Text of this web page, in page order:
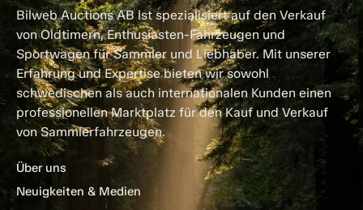
Bilweb Auctions AB ist spezialisiert auf den Verkauf
von Oldtimern, Enthusiasten-Fahrzeugen und
Sportwagen für Sammler und Liebhaber. Mit unserer
Erfahrung und Expertise bieten wir sowohl
schwedischen als auch internationalen Kunden einen
professionellen Marktplatz für den Kauf und Verkauf
von Sammlerfahrzeugen.
Über uns
Neuigkeiten & Medien